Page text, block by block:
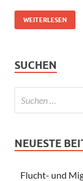
WEITERLESEN
SUCHEN
NEUESTE
Flucht- und